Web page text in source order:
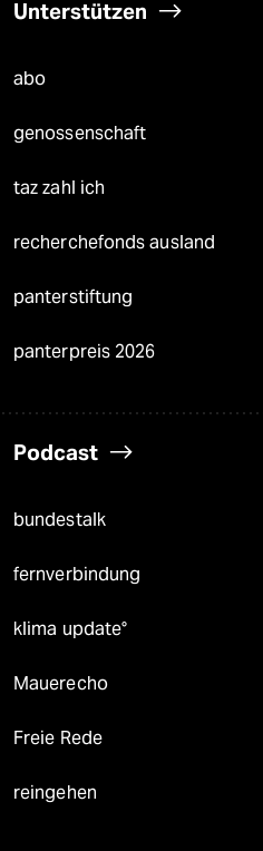
Unterstützen
abo
genossenschaft
taz zahl ich
recherchefonds ausland
panterstiftung
panterpreis 2026
Podcast
bundestalk
fernverbindung
klima update°
Mauerecho
Freie Rede
reingehen